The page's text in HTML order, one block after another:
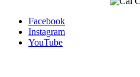
Facebook
Instagram
YouTube